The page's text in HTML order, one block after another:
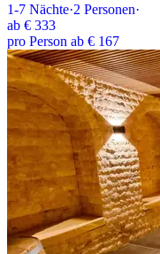
1-7 Nächte·2 Personen·
ab € 333
pro Person ab € 167